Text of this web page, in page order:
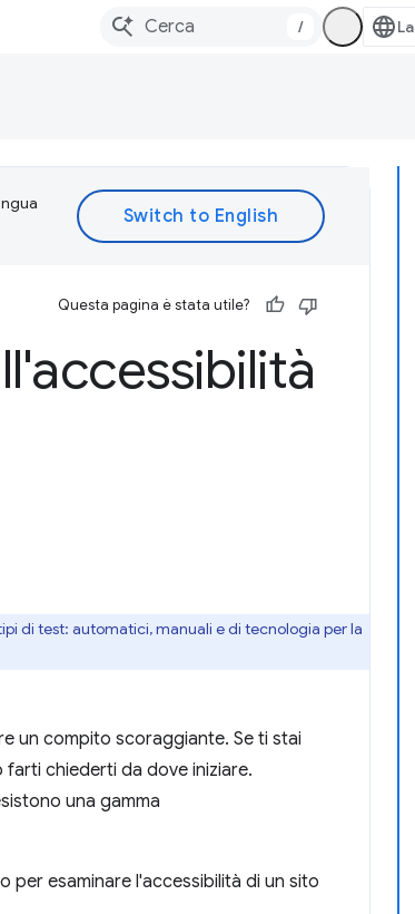
/
Questa pagina è stata utile?
di test: automatici, manuali e di tecnologia per la
un compito scoraggiante. Se ti stai
chiederti da dove iniziare.
una gamma
esaminare l'accessibilità di un sito